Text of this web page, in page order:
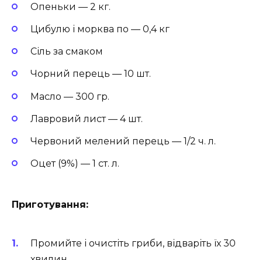
Опеньки — 2 кг.
Цибулю і морква по — 0,4 кг
Сіль за смаком
Чорний перець — 10 шт.
Масло — 300 гр.
Лавровий лист — 4 шт.
Червоний мелений перець — 1/2 ч. л.
Оцет (9%) — 1 ст. л.
Приготування:
Промийте і очистіть гриби, відваріть їх 30